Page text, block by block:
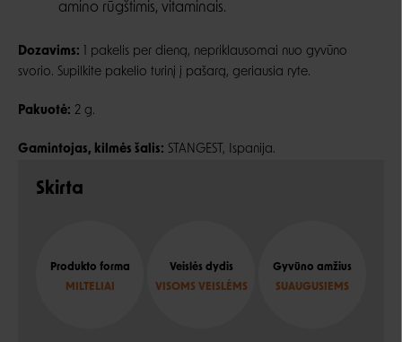
amino rūgštimis, vitaminais.
Dozavims: 1 pakelis per dieną, nepriklausomai nuo gyvūno
svorio. Supilkite pakelio turinį į pašarą, geriausia ryte.
Pakuotė: 2 g.
Gamintojas, kilmės šalis: STANGEST, Ispanija.
Skirta
Produkto forma
MILTELIAI
Veislės dydis
VISOMS VEISLĖMS
Gyvūno amžius
SUAUGUSIEMS